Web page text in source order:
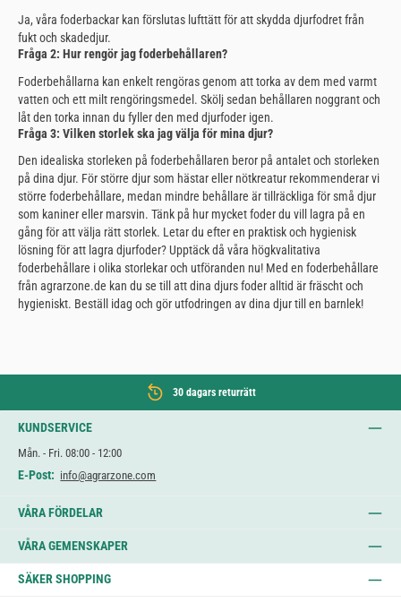
Ja, våra foderbackar kan förslutas lufttätt för att skydda djurfodret från
fukt och skadedjur.
Fråga 2: Hur rengör jag foderbehållaren?
Foderbehållarna kan enkelt rengöras genom att torka av dem med varmt
vatten och ett milt rengöringsmedel. Skölj sedan behållaren noggrant och
låt den torka innan du fyller den med djurfoder igen.
Fråga 3: Vilken storlek ska jag välja för mina djur?
Den idealiska storleken på foderbehållaren beror på antalet och storleken
på dina djur. För större djur som hästar eller nötkreatur rekommenderar vi
större foderbehållare, medan mindre behållare är tillräckliga för små djur
som kaniner eller marsvin. Tänk på hur mycket foder du vill lagra på en
gång för att välja rätt storlek. Letar du efter en praktisk och hygienisk
lösning för att lagra djurfoder? Upptäck då våra högkvalitativa
foderbehållare i olika storlekar och utföranden nu! Med en foderbehållare
från agrarzone.de kan du se till att dina djurs foder alltid är fräscht och
hygieniskt. Beställ idag och gör utfodringen av dina djur till en barnlek!
30 dagars returrätt
KUNDSERVICE
Mån. - Fri. 08:00 - 12:00
E-Post: info@agrarzone.com
VÅRA FÖRDELAR
VÅRA GEMENSKAPER
SÄKER SHOPPING